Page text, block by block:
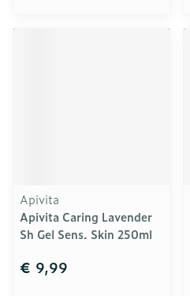
Apivita
Apivita Caring Lavender
Sh Gel Sens. Skin 250ml
€ 9,99